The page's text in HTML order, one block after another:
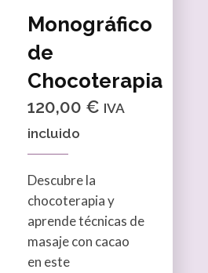
Monográfico
de
Chocoterapia
120,00 € IVA
incluido
Descubre la
chocoterapia y
aprende técnicas de
masaje con cacao
en este